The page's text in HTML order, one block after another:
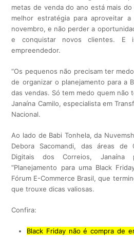
metas de venda do ano está mais
melhor estratégia para aproveitar a
novembro, e não perder a
e conquistar novos clientes. E
empreendedor.
“Os pequenos não precisam ter
de organizar o planejamento para a
das vendas. Só tem medo quem não
Janaína Camilo, especialista em
Nacional.
Ao lado de Babi Tonhela, da
Debora Sacomandi, das áreas de
Digitais dos Correios, Janaína
“Planejamento para uma Black
Fórum E-Commerce Brasil, que
que trouxe dicas valiosas.
Confira:
Black Friday não é compra de